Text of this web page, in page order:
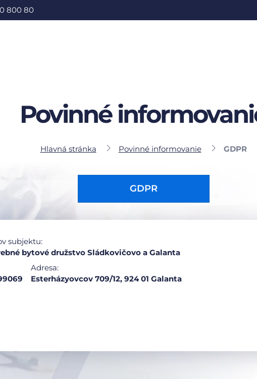
800 80
Povinné
Hlavná stránka Povinné informovanie GDPR
GDPR
subjektu:
bytové družstvo Sládkovičovo a Galanta
Adresa:
Esterházyovcov 709/12, 924 01 Galanta